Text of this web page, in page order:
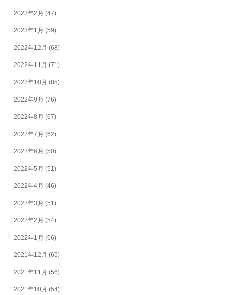
2023年2月 (47)
2023年1月 (59)
2022年12月 (68)
2022年11月 (71)
2022年10月 (85)
2022年9月 (76)
2022年8月 (67)
2022年7月 (62)
2022年6月 (50)
2022年5月 (51)
2022年4月 (46)
2022年3月 (51)
2022年2月 (54)
2022年1月 (66)
2021年12月 (65)
2021年11月 (56)
2021年10月 (54)